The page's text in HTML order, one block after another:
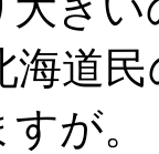
道民
が。